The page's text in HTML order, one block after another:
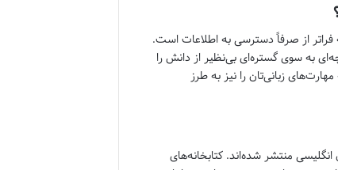
فراتر از صرفاً دسترسی به اطلاعات است.
به سوی گستره‌ای بی‌نظیر از دانش را
زبانی‌تان را نیز به طرز
منتشر شده‌اند. کتابخانه‌های